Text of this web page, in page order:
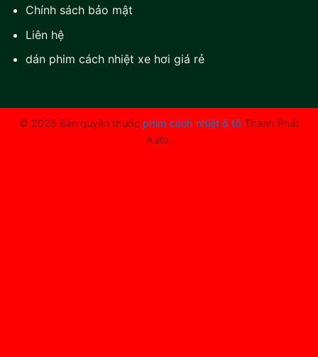
Chính sách bảo mật
Liên hệ
dán phim cách nhiệt xe hơi giá rẻ
© 2025 Bản quyền thuộc phim cách nhiệt ô tô Thành Phát
Auto.